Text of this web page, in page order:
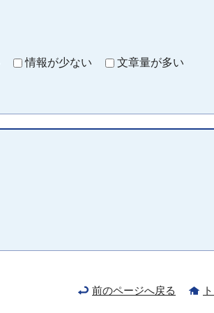
情報が少ない 文章量が多い
前のページへ戻る